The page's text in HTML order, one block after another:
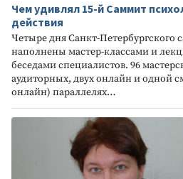
Чем удивлял 15-й Саммит
действия
Четыре дня Санкт-Петербургского
наполнены мастер-классами и
беседами специалистов. 96
аудиторных, двух онлайн и одной
онлайн) параллелях…